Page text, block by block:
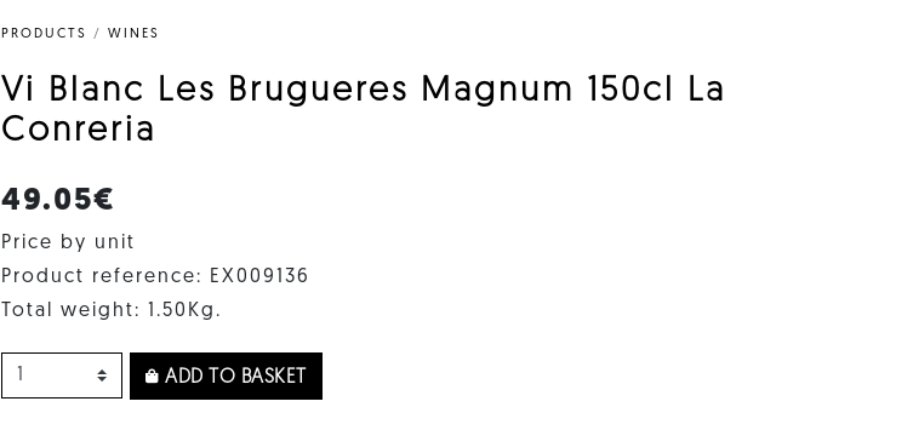
PRODUCTS / WINES
Vi Blanc Les Brugueres Magnum 150cl La
Conreria
49.05€
Price by unit
Product reference: EX009136
Total weight: 1.50Kg.
ADD TO BASKET